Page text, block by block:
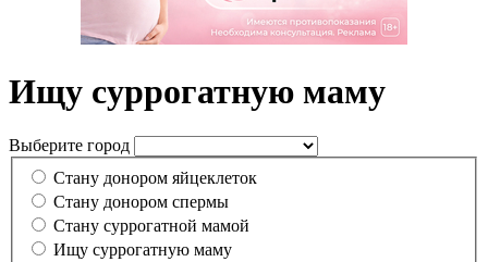
Ищу суррогатную маму
Выберите город
Стану донором яйцеклеток
Стану донором спермы
Cтану суррогатной мамой
Ищу суррогатную маму